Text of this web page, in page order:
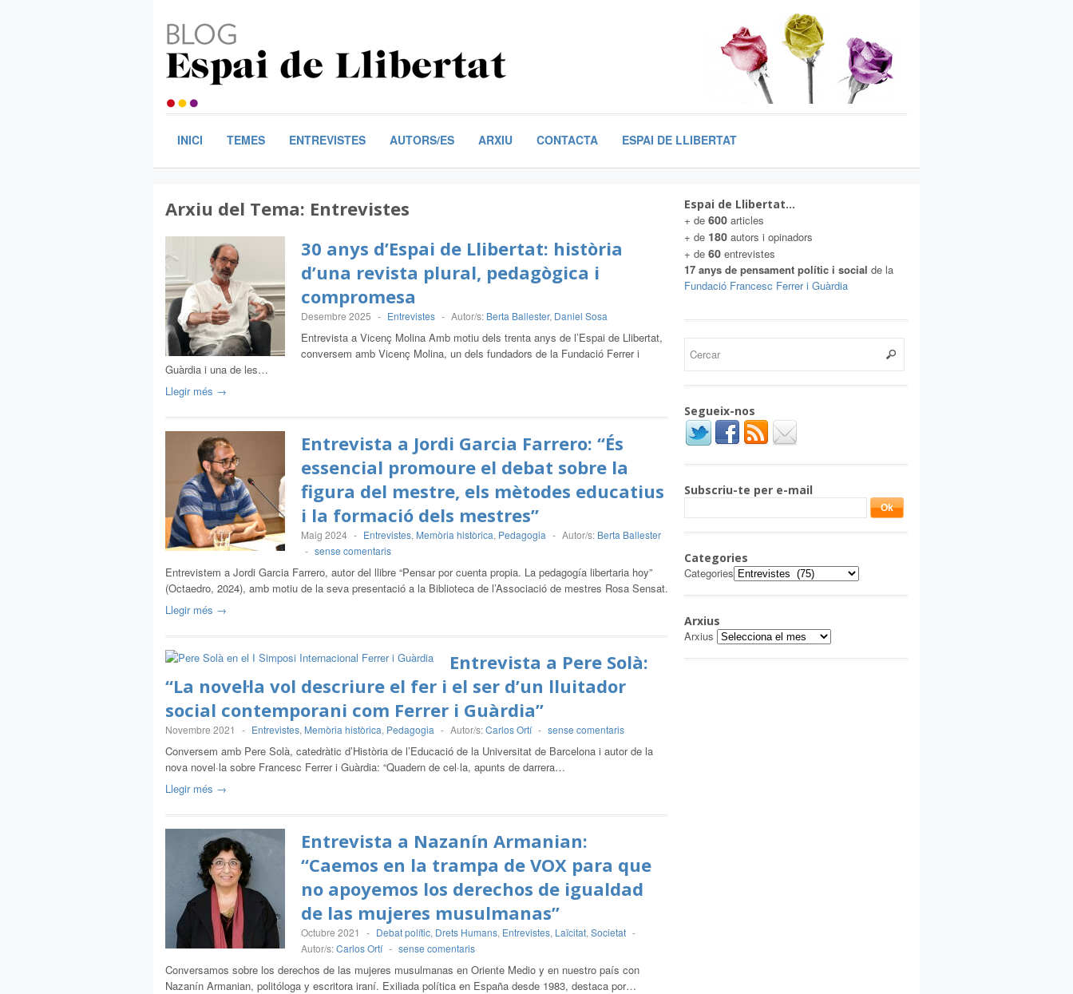
INICI TEMES ENTREVISTES AUTORS/ES ARXIU CONTACTA ESPAI DE LLIBERTAT
Arxiu del Tema: Entrevistes
30 anys d’Espai de Llibertat: història
d’una revista plural, pedagògica i
compromesa
Desembre 2025 - Entrevistes - Autor/s: Berta Ballester, Daniel Sosa
Entrevista a Vicenç Molina Amb motiu dels trenta anys de l’Espai de Llibertat,
conversem amb Vicenç Molina, un dels fundadors de la Fundació Ferrer i
Guàrdia i una de les…
Llegir més →
Entrevista a Jordi Garcia Farrero: “És
essencial promoure el debat sobre la
figura del mestre, els mètodes educatius
i la formació dels mestres”
Maig 2024 - Entrevistes, Memòria històrica, Pedagogia - Autor/s: Berta Ballester
- sense comentaris
Entrevistem a Jordi Garcia Farrero, autor del llibre “Pensar por cuenta propia. La pedagogía libertaria hoy”
(Octaedro, 2024), amb motiu de la seva presentació a la Biblioteca de l’Associació de mestres Rosa Sensat.
Llegir més →
Entrevista a Pere Solà:
“La novel·la vol descriure el fer i el ser d’un lluitador
social contemporani com Ferrer i Guàrdia”
Novembre 2021 - Entrevistes, Memòria històrica, Pedagogia - Autor/s:Carlos Ortí - sense comentaris
Conversem amb Pere Solà, catedràtic d’Història de l’Educació de la Universitat de Barcelona i autor de la
nova novel·la sobre Francesc Ferrer i Guàrdia: “Quadern de cel·la, apunts de darrera…
Llegir més →
Entrevista a Nazanín Armanian:
“Caemos en la trampa de VOX para que
no apoyemos los derechos de igualdad
de las mujeres musulmanas”
Octubre 2021 - Debat polític, Drets Humans, Entrevistes, Laïcitat, Societat -
Autor/s:Carlos Ortí - sense comentaris
Conversamos sobre los derechos de las mujeres musulmanas en Oriente Medio y en nuestro país con
Nazanín Armanian, politóloga y escritora iraní. Exiliada política en España desde 1983, destaca por…
Espai de Llibertat…
+ de 600 articles
+ de 180 autors i opinadors
+ de 60 entrevistes
17 anys de pensament polític i social de la
Fundació Francesc Ferrer i Guàrdia
Segueix-nos
Subscriu-te per e-mail
Categories
Categories
Arxius
Arxius